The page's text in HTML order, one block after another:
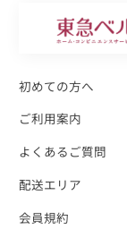
初めての方へ
ご利用案内
よくあるご質問
配送エリア
会員規約